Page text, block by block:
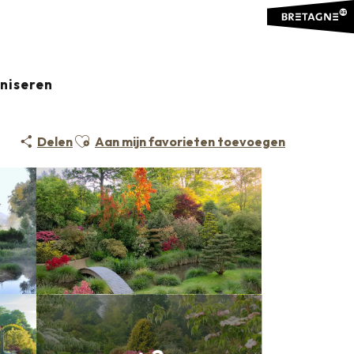
DelenAjouter aux favoris
Aan mijn favorieten toevoegen